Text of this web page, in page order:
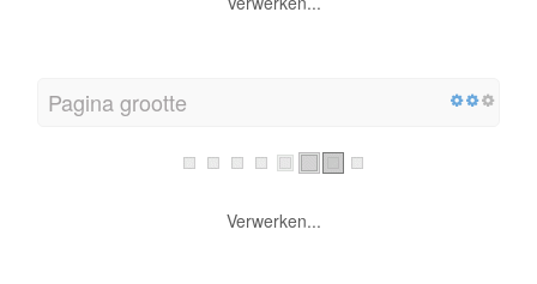
Pagina grootte
Verwerken...